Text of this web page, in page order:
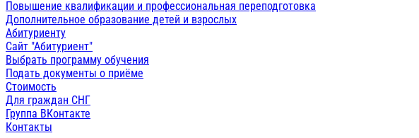
Повышение квалификации и профессиональная переподготовка
Дополнительное образование детей и взрослых
Абитуриенту
Сайт "Абитуриент"
Выбрать программу обучения
Подать документы о приёме
Стоимость
Для граждан СНГ
Группа ВКонтакте
Контакты